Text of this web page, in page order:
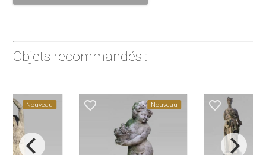
Objets recommandés :
Nouveau favorite_border Nouveau favorite_border